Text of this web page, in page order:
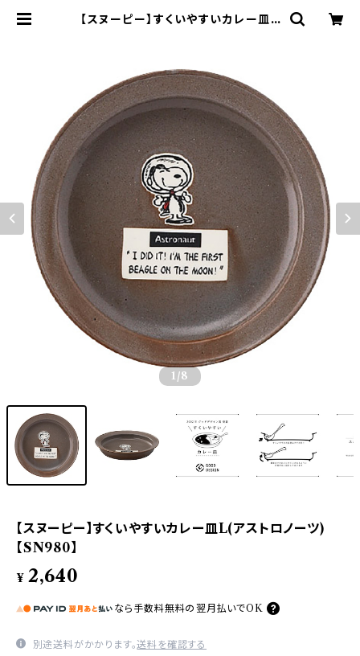
【スヌーピー】すくいやすいカレー皿L
1 /8
【スヌーピー】すくいやすいカレー皿L(アストロノーツ)
【SN980】
¥ 2,640
なら 手数料無料の 翌月払いでOK
別途送料がかかります。送料を確認する